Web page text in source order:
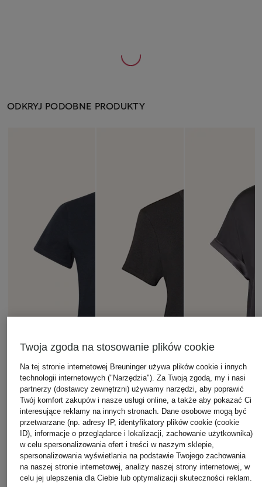
ODKRYJ PODOBNE PRODUKTY
SHORT STORIES
Koszulka od piżamy
Calvin Klein
Koszulka rekreacyjna
mey
Koszulka od
Twoja zgoda na stosowanie plików cookie
Na tej stronie internetowej Breuninger używa plików cookie i innych
technologii internetowych ("Narzędzia"). Za Twoją zgodą, my i nasi
partnerzy (dostawcy zewnętrzni) używamy narzędzi, aby poprawić
Twój komfort zakupów i nasze usługi online, a także aby pokazać Ci
interesujące reklamy na innych stronach. Dane osobowe mogą być
przetwarzane (np. adresy IP, identyfikatory plików cookie (cookie
ID), informacje o przeglądarce i lokalizacji, zachowanie użytkownika)
w celu spersonalizowania ofert i treści w naszym sklepie,
spersonalizowania wyświetlania na podstawie Twojego zachowania
na naszej stronie internetowej, analizy naszej strony internetowej, w
celu jej ulepszenia dla Ciebie lub optymalizacji skuteczności reklam.